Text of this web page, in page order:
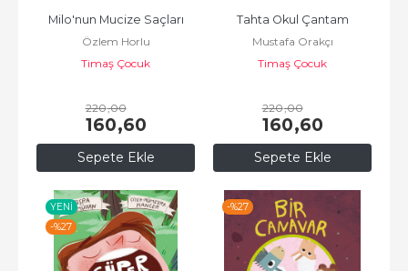
Sepete Ekle
Milo'nun Mucize Saçları
Özlem Horlu
Timaş Çocuk
220,00
160,60
Sepete Ekle
Tahta Okul Çantam
Mustafa Orakçı
Timaş Çocuk
220,00
160,60
YENI
-%27
-%27